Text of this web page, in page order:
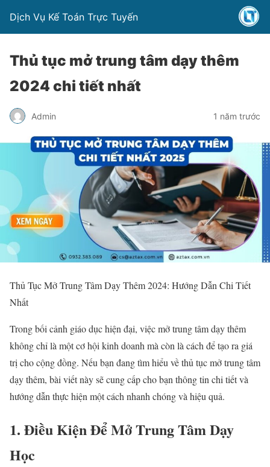
Dịch Vụ Kế Toán Trực Tuyến
Thủ tục mở trung tâm dạy thêm
2024 chi tiết nhất
Admin 1 năm trước
Thủ Tục Mở Trung Tâm Dạy Thêm 2024: Hướng Dẫn Chi Tiết
Nhất
Trong bối cảnh giáo dục hiện đại, việc mở trung tâm dạy thêm
không chỉ là một cơ hội kinh doanh mà còn là cách để tạo ra giá
trị cho cộng đồng. Nếu bạn đang tìm hiểu về thủ tục mở trung tâm
dạy thêm, bài viết này sẽ cung cấp cho bạn thông tin chi tiết và
hướng dẫn thực hiện một cách nhanh chóng và hiệu quả.
1. Điều Kiện Để Mở Trung Tâm Dạy
Học